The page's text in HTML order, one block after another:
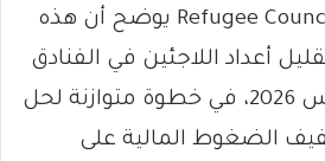
التقرير الذي نشره Refugee Council يوضح أن هذه
أعداد اللاجئين في الفنادق
إلى صفر بحلول مارس 2026، في خطوة متوازنة لحل
الضغوط المالية على